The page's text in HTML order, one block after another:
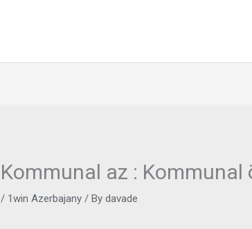
Kommunal az :
/ 1win Azerbajany / Bydavade